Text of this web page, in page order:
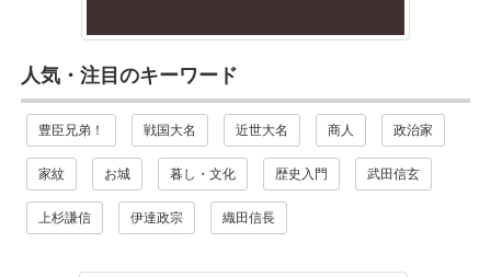
人気・注目のキーワード
豊臣兄弟！ 戦国大名 近世大名 商人 政治家
家紋 お城 暮し・文化 歴史入門 武田信玄
上杉謙信 伊達政宗 織田信長